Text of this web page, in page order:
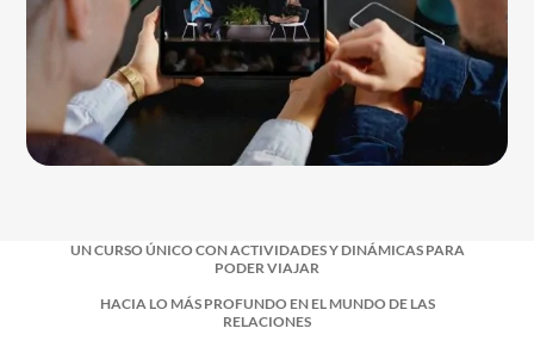
UN CURSO ÚNICO CON ACTIVIDADES Y DINÁMICAS PARA
PODER VIAJAR
HACIA LO MÁS PROFUNDO EN EL MUNDO DE LAS
RELACIONES